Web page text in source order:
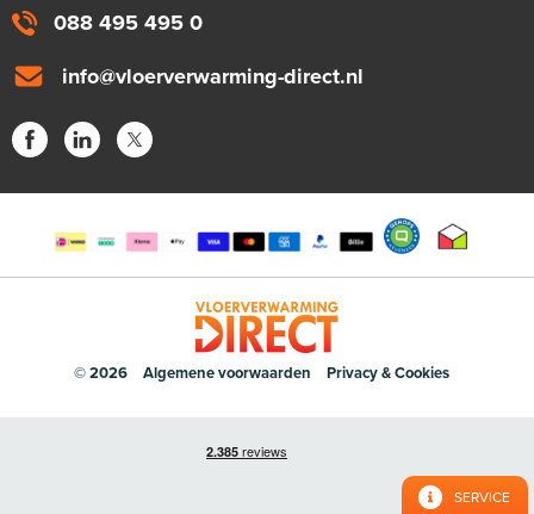
088 495 495 0
info@vloerverwarming-direct.nl
© 2026 Algemene voorwaarden Privacy & Cookies
SERVICE